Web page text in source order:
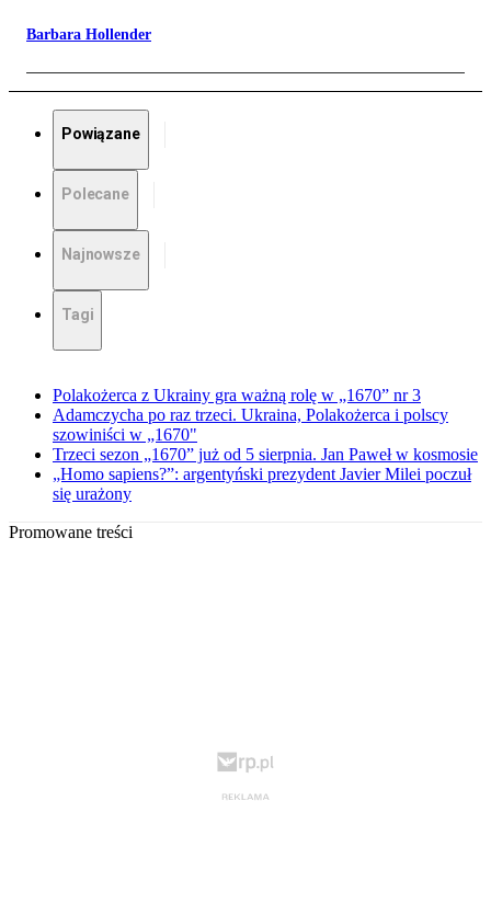
Barbara Hollender
Powiązane
Polecane
Najnowsze
Tagi
Polakożerca z Ukrainy gra ważną rolę w „1670” nr 3
Adamczycha po raz trzeci. Ukraina, Polakożerca i polscy
szowiniści w „1670"
Trzeci sezon „1670” już od 5 sierpnia. Jan Paweł w kosmosie
„Homo sapiens?”: argentyński prezydent Javier Milei poczuł
się urażony
Promowane treści